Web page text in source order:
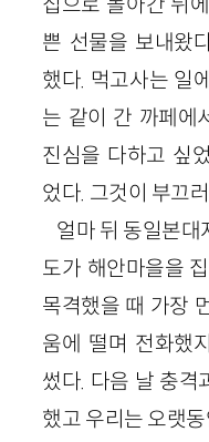
쁜 선물을 보내왔
했다. 먹고사는 일
는 같이 간 까페에
진심을 다하고 싶
었다. 그것이 부끄
얼마 뒤 동일본대
도가 해안마을을
목격했을 때 가장
움에 떨며 전화했
썼다. 다음 날 충격
했고 우리는 오랫